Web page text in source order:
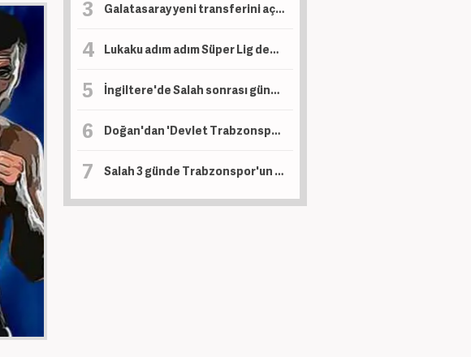
Galatasaray yeni transferini açıkladı!
Lukaku adım adım Süper Lig devine! Peş peşe açıklamalar
İngiltere'de Salah sonrası gündem Türkiye: Süper Lig, Suudi Arabistan'a rakip oldu!
Doğan'dan 'Devlet Trabzonspor'a para veriyor iddialarına yalanlama! 'Ahlaksızca'
Salah 3 günde Trabzonspor'un kasasını ağzına kadar doldurdu!